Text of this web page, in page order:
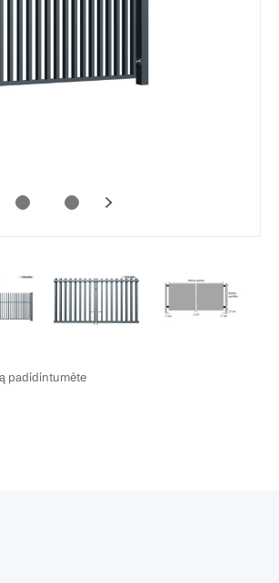
padidintumėte
Pavyzdžiui, skolinantis 1,618.95